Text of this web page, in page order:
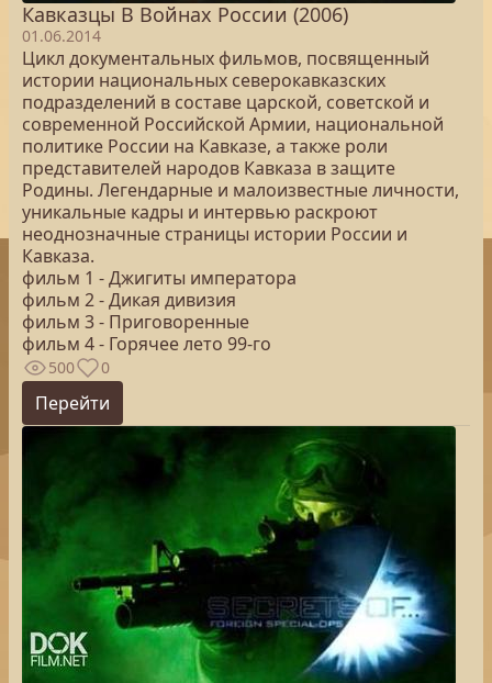
Кавказцы В Войнах России (2006)
01.06.2014
Цикл документальных фильмов, посвященный
истории национальных северокавказских
подразделений в составе царской, советской и
современной Российской Армии, национальной
политике России на Кавказе, а также роли
представителей народов Кавказа в защите
Родины. Легендарные и малоизвестные личности,
уникальные кадры и интервью раскроют
неоднозначные страницы истории России и
Кавказа.
фильм 1 - Джигиты императора
фильм 2 - Дикая дивизия
фильм 3 - Приговоренные
фильм 4 - Горячее лето 99-го
500 0
Перейти